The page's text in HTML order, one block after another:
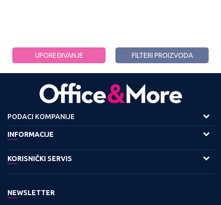
UPOREĐIVANJE FILTERI PROIZVODA
PODACI KOMPANIJE
Adresa :
11158 Beograd
Tel: 0800 220022, 011 3460600
INFORMACIJE
O nama
Zaposlenje
KORISNIČKI SERVIS
Politika privatnosti
NEWSLETTER